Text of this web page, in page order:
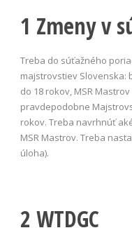
1 Zmeny v
Treba do súťažného
majstrovstiev Slovenska:
do 18 rokov, MSR
pravdepodobne
rokov. Treba navrhnúť
MSR Mastrov. Treba
úloha).
2 WTDGC